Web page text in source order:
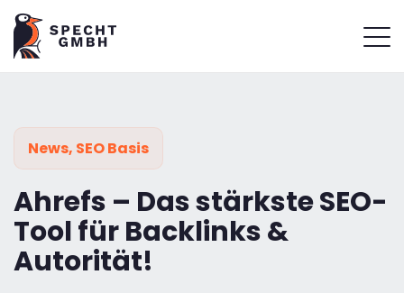
News, SEO Basis
Ahrefs – Das stärkste SEO-
Tool für Backlinks &
Autorität!